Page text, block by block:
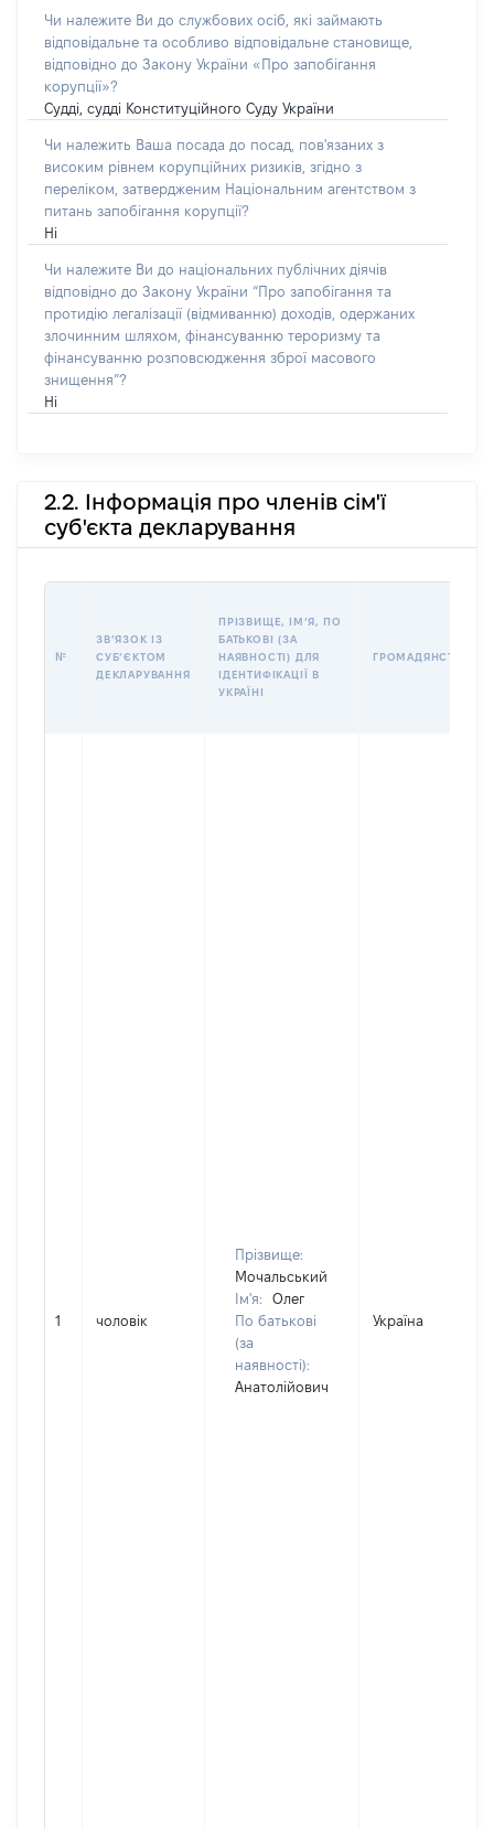
Чи належите Ви до службових осіб, які займають
відповідальне та особливо відповідальне становище,
відповідно до Закону України «Про запобігання
корупції»?
Судді, судді Конституційного Суду України
Чи належить Ваша посада до посад, пов'язаних з
високим рівнем корупційних ризиків, згідно з
переліком, затвердженим Національним агентством з
питань запобігання корупції?
Ні
Чи належите Ви до національних публічних діячів
відповідно до Закону України “Про запобігання та
протидію легалізації (відмиванню) доходів, одержаних
злочинним шляхом, фінансуванню тероризму та
фінансуванню розповсюдження зброї масового
знищення”?
Ні
2.2. Інформація про членів сім'ї
суб'єкта декларування
№
ЗВʼЯЗОК ІЗ
СУБʼЄКТОМ
ДЕКЛАРУВАННЯ
ПРІЗВИЩЕ, ІМʼЯ, ПО
БАТЬКОВІ (ЗА
НАЯВНОСТІ) ДЛЯ
ІДЕНТИФІКАЦІЇ В
УКРАЇНІ
ГРОМАДЯНСТВО
1 чоловік
Прізвище:
Мочальський
Ім'я:
Олег
По батькові
(за
наявності):
Анатолійович
Україна